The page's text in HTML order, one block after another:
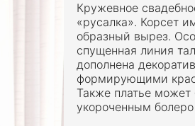
Кружевное
«русалка». Корсет
образный вырез.
спущенная линия
дополнена
формирующими
Также платье может
укороченным